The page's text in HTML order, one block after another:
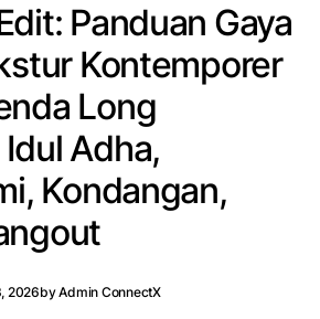
Panduan Gaya
Kontemporer
Long
Adha,
Kondangan,
2026byAdmin ConnectX